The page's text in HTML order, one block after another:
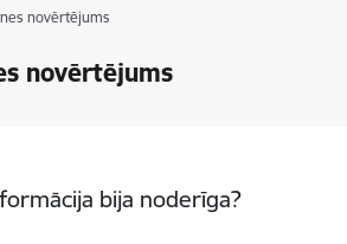
novērtējums
novērtējums
bija noderīga?